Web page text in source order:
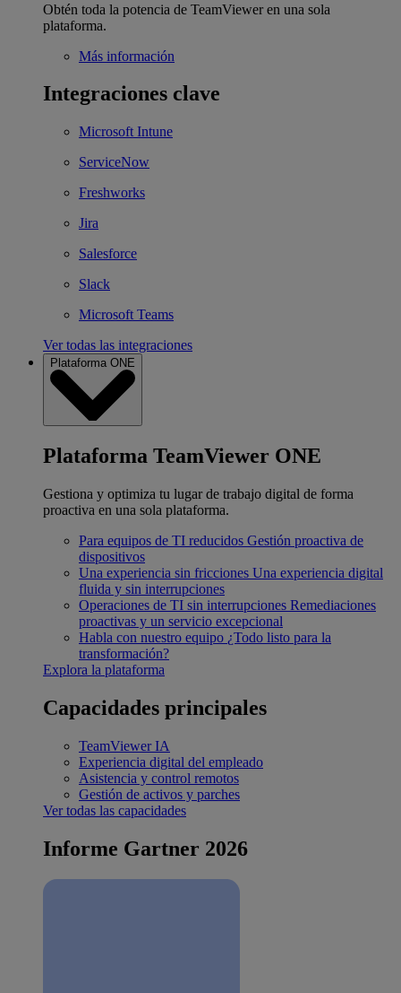
Obtén toda la potencia de TeamViewer en una sola
plataforma.
Más información
Integraciones clave
Microsoft Intune
ServiceNow
Freshworks
Jira
Salesforce
Slack
Microsoft Teams
Ver todas las integraciones
Plataforma ONE
Plataforma TeamViewer ONE
Gestiona y optimiza tu lugar de trabajo digital de forma
proactiva en una sola plataforma.
Para equipos de TI reducidos Gestión proactiva de
dispositivos
Una experiencia sin fricciones Una experiencia digital
fluida y sin interrupciones
Operaciones de TI sin interrupciones Remediaciones
proactivas y un servicio excepcional
Habla con nuestro equipo ¿Todo listo para la
transformación?
Explora la plataforma
Capacidades principales
TeamViewer IA
Experiencia digital del empleado
Asistencia y control remotos
Gestión de activos y parches
Ver todas las capacidades
Informe Gartner 2026